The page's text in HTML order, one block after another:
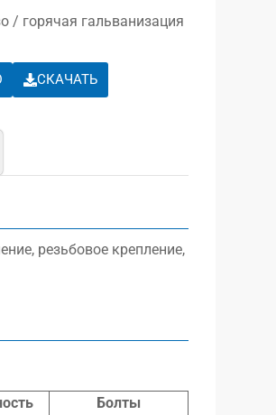
/ горячая гальванизация
СКАЧАТЬ
резьбовое крепление,
Болты